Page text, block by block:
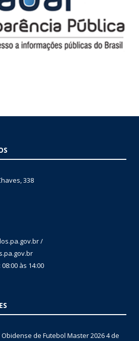
338
/
às 14:00
de Futebol Master 20264 de